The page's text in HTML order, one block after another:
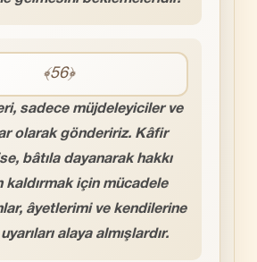
﴾56﴿
sadece müjdeleyiciler ve
olarak göndeririz. Kâfir
bâtıla dayanarak hakkı
kaldırmak için mücadele
âyetlerimi ve kendilerine
alaya almışlardır.